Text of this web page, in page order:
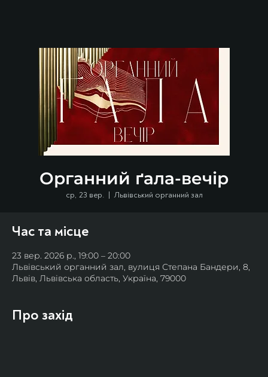
Органний ґала-вечір
ср, 23 вер.
  |
Львівський органний зал
Час та місце
23 вер. 2026 р., 19:00 – 20:00
Львівський органний зал, вулиця Степана Бандери, 8,
Львів, Львівська область, Україна, 79000
Про захід